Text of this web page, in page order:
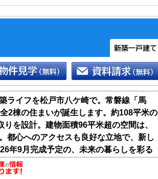
ライフを松戸市八ケ崎で。常磐線「馬
2棟の住まいが誕生します。約108平米の
を設計。建物面積96平米超の空間は、
都心へのアクセスも良好な立地で、新し
年9月完成予定の、未来の暮らしを彩る
かめてください。
も高い等級を取得した安心住宅（性能評